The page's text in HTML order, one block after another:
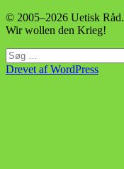
© 2005–2026 Uetisk Råd.
Wir wollen den Krieg!
Søg
efter:
Drevet af WordPress